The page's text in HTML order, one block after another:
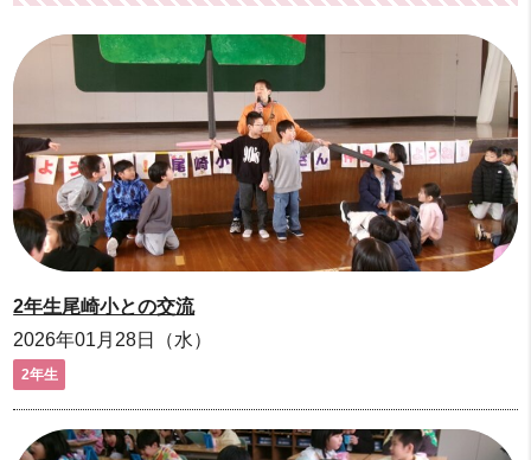
2年生尾崎小との交流
2026年01月28日（水）
2年生